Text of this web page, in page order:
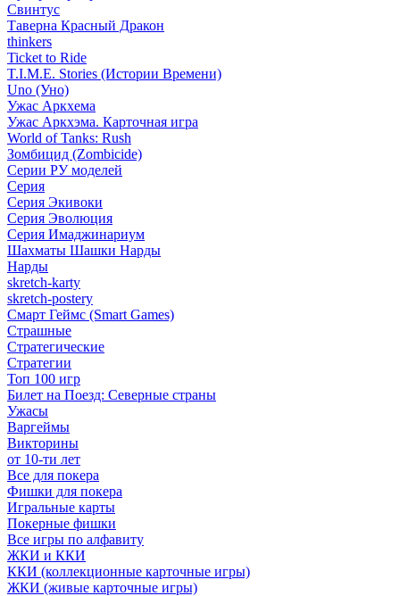
Свинтус
Таверна Красный Дракон
thinkers
Ticket to Ride
T.I.M.E. Stories (Истории Времени)
Uno (Уно)
Ужас Аркхема
Ужас Аркхэма. Карточная игра
World of Tanks: Rush
Зомбицид (Zombicide)
Серии РУ моделей
Серия
Серия Экивоки
Серия Эволюция
Серия Имаджинариум
Шахматы Шашки Нарды
Нарды
skretch-karty
skretch-postery
Смарт Геймс (Smart Games)
Страшные
Стратегические
Стратегии
Топ 100 игр
Билет на Поезд: Северные страны
Ужасы
Варгеймы
Викторины
от 10-ти лет
Все для покера
Фишки для покера
Игральные карты
Покерные фишки
Все игры по алфавиту
ЖКИ и ККИ
ККИ (коллекционные карточные игры)
ЖКИ (живые карточные игры)